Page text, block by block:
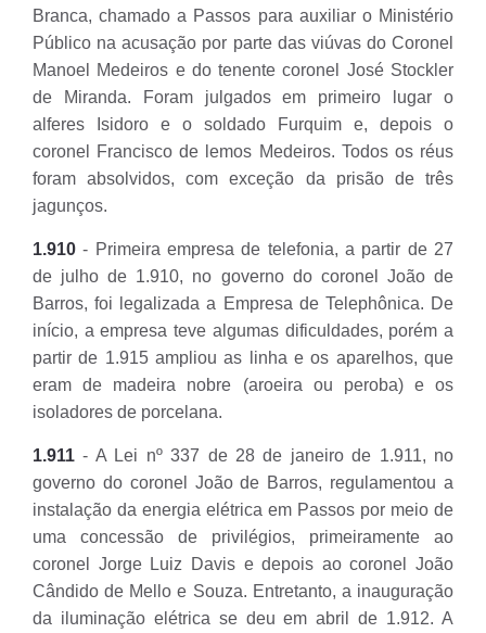
Branca, chamado a Passos para auxiliar o Ministério
Público na acusação por parte das viúvas do Coronel
Manoel Medeiros e do tenente coronel José Stockler
de Miranda. Foram julgados em primeiro lugar o
alferes Isidoro e o soldado Furquim e, depois o
coronel Francisco de lemos Medeiros. Todos os réus
foram absolvidos, com exceção da prisão de três
jagunços.
1.910 - Primeira empresa de telefonia, a partir de 27
de julho de 1.910, no governo do coronel João de
Barros, foi legalizada a Empresa de Telephônica. De
início, a empresa teve algumas dificuldades, porém a
partir de 1.915 ampliou as linha e os aparelhos, que
eram de madeira nobre (aroeira ou peroba) e os
isoladores de porcelana.
1.911 - A Lei nº 337 de 28 de janeiro de 1.911, no
governo do coronel João de Barros, regulamentou a
instalação da energia elétrica em Passos por meio de
uma concessão de privilégios, primeiramente ao
coronel Jorge Luiz Davis e depois ao coronel João
Cândido de Mello e Souza. Entretanto, a inauguração
da iluminação elétrica se deu em abril de 1.912. A